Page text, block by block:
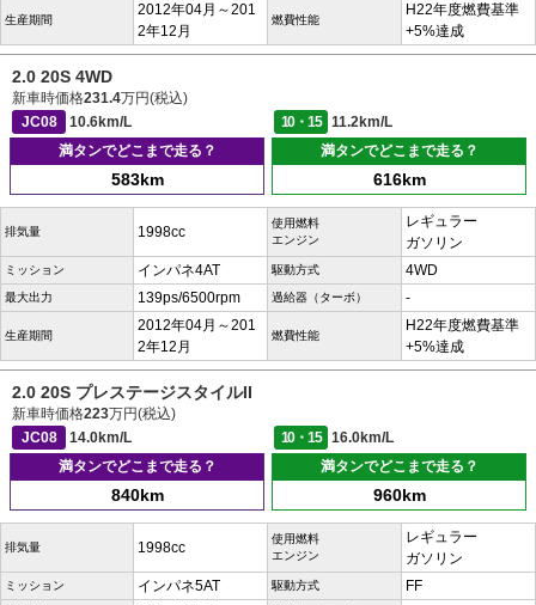
生産期間
2012年04月～201
2年12月
燃費性能
H22年度燃費基準
+5%達成
2.0 20S 4WD
新車時価格231.4万円(税込)
JC08
10.6km/L 10・15
11.2km/L
満タンでどこまで走る？
583km
満タンでどこまで走る？
616km
排気量 1998cc
使用燃料
エンジン
レギュラー
ガソリン
ミッション インパネ4AT 駆動方式 4WD
最大出力 139ps/6500rpm 過給器（ターボ） -
生産期間
2012年04月～201
2年12月
燃費性能
H22年度燃費基準
+5%達成
2.0 20S プレステージスタイルII
新車時価格223万円(税込)
JC08
14.0km/L 10・15
16.0km/L
満タンでどこまで走る？
840km
満タンでどこまで走る？
960km
排気量 1998cc
使用燃料
エンジン
レギュラー
ガソリン
ミッション インパネ5AT 駆動方式 FF